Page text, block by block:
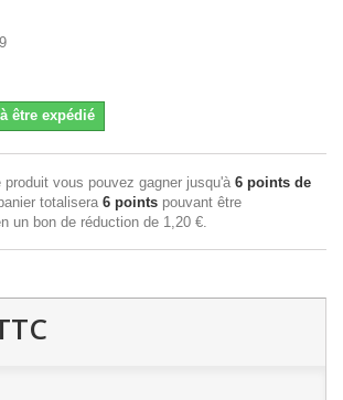
être expédié
produit vous pouvez gagner jusqu'à 6 points de
totalisera 6 points pouvant être
un bon de réduction de 1,20 €